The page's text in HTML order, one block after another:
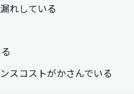
れしている
スコストがかさんでいる